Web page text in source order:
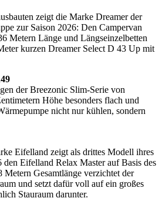
zeigt die Marke Dreamer der
zur Saison 2026: Den Campervan
Metern Länge und Längseinzelbetten
kurzen Dreamer Select D 43 Up mit
der Breezonic Slim-Serie von
Höhe besonders flach und
nicht nur kühlen, sondern
Eifelland zeigt als drittes Modell ihres
Eifelland Relax Master auf Basis des
Metern Gesamtlänge verzichtet der
und setzt dafür voll auf ein großes
Stauraum darunter.